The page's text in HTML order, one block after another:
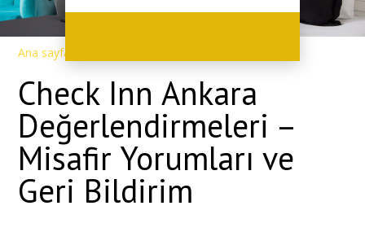
Ana sayfa
Check Inn Ankara
Değerlendirmeleri –
Misafir Yorumları ve
Geri Bildirim